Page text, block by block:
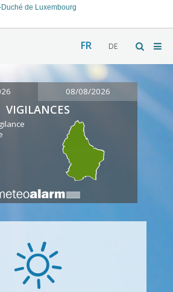
FR DE
08/08/2026
VIGILANCES